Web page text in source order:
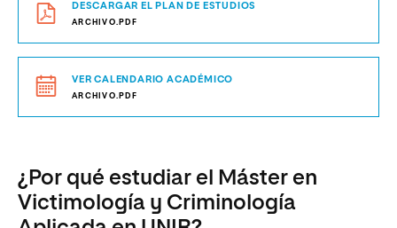
DESCARGAR EL PLAN DE ESTUDIOS
ARCHIVO.PDF
VER CALENDARIO ACADÉMICO
ARCHIVO.PDF
¿Por qué estudiar el Máster en
Victimología y Criminología